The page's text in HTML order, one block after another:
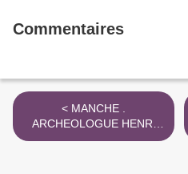
Commentaires
< MANCHE .
ARCHEOLOGUE HENRI
MENUT . TOURLAVILLE .